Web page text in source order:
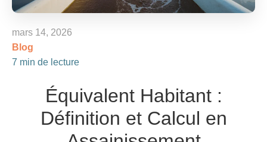
mars 14, 2026
Blog
7 min de lecture
Équivalent Habitant :
Définition et Calcul en